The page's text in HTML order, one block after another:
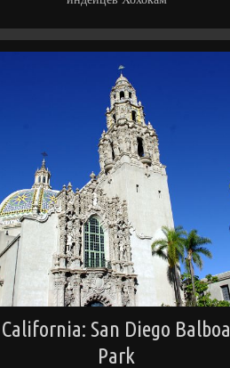
California: San Diego Balboa
Park